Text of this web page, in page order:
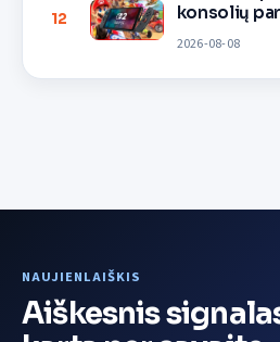
12
konsolių
2026-08-08
NAUJIENLAIŠKIS
Aiškesnis